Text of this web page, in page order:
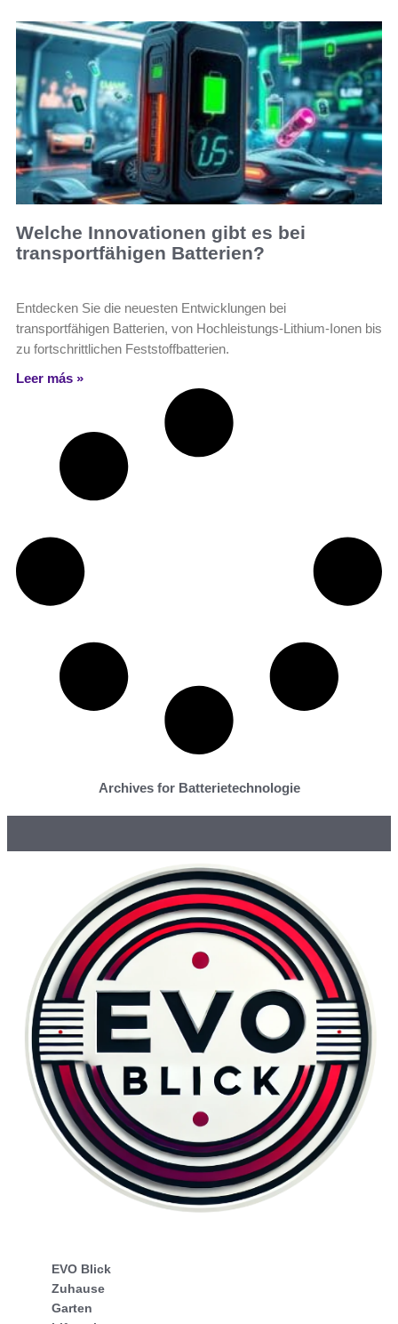
Welche Innovationen gibt es bei
transportfähigen Batterien?
Entdecken Sie die neuesten Entwicklungen bei
transportfähigen Batterien, von Hochleistungs-Lithium-Ionen bis
zu fortschrittlichen Feststoffbatterien.
Leer más »
Archives for Batterietechnologie
EVO Blick
Zuhause
Garten